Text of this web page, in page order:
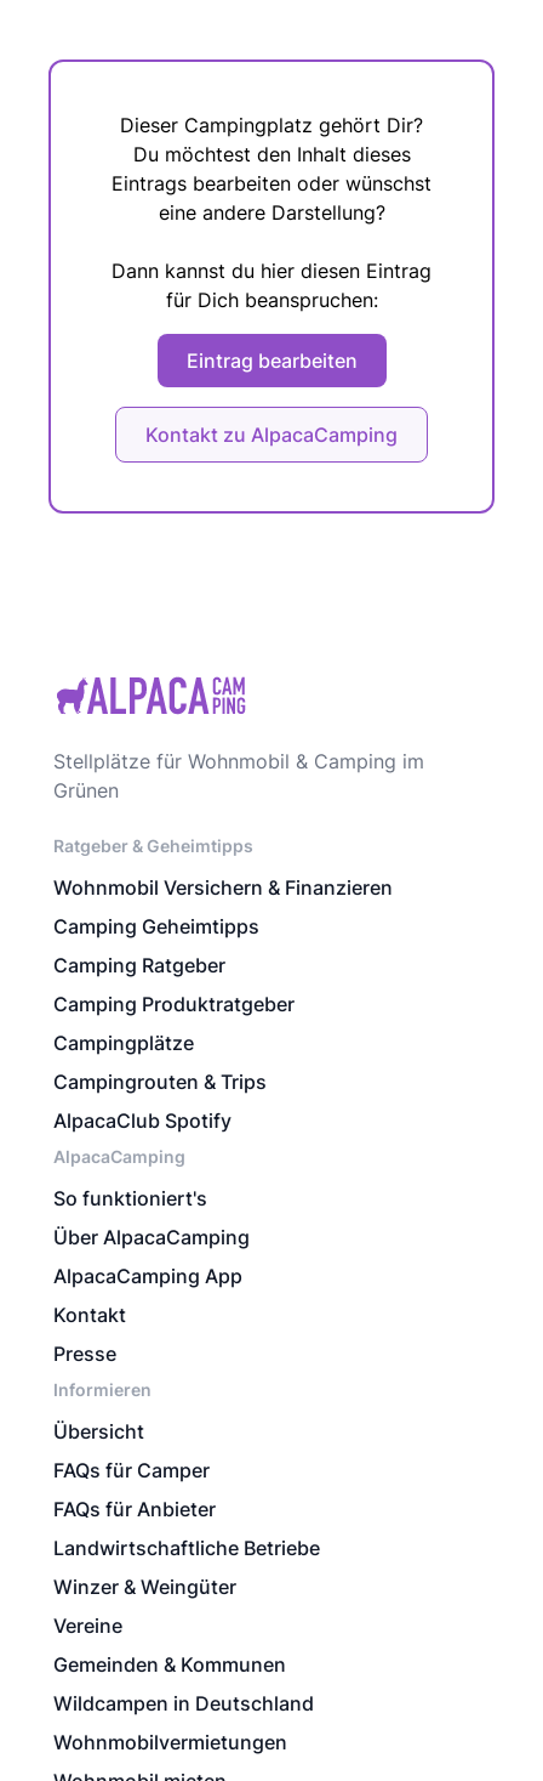
Dieser Campingplatz gehört Dir?
Du möchtest den Inhalt dieses
Eintrags bearbeiten oder wünschst
eine andere Darstellung?
Dann kannst du hier diesen Eintrag
für Dich beanspruchen:
Eintrag bearbeiten
Kontakt zu AlpacaCamping
Stellplätze für Wohnmobil & Camping im
Grünen
Ratgeber & Geheimtipps
Wohnmobil Versichern & Finanzieren
Camping Geheimtipps
Camping Ratgeber
Camping Produktratgeber
Campingplätze
Campingrouten & Trips
AlpacaClub Spotify
AlpacaCamping
So funktioniert's
Über AlpacaCamping
AlpacaCamping App
Kontakt
Presse
Informieren
Übersicht
FAQs für Camper
FAQs für Anbieter
Landwirtschaftliche Betriebe
Winzer & Weingüter
Vereine
Gemeinden & Kommunen
Wildcampen in Deutschland
Wohnmobilvermietungen